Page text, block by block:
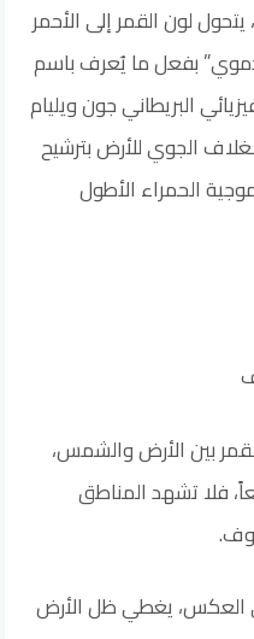
لون القمر إلى الأحمر
بفعل ما يُعرف باسم
البريطاني جون ويليام
الجوي للأرض بترشيح
الحمراء الأطول
بين الأرض والشمس،
فلا تشهد المناطق
العكس، يغطي ظل الأرض